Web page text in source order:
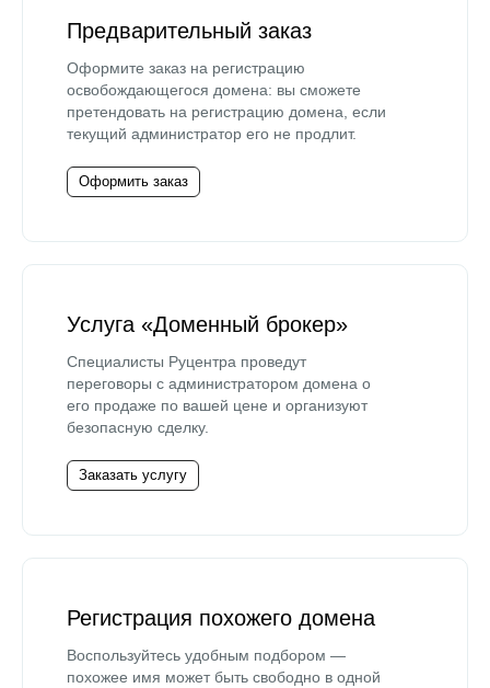
Предварительный заказ
Оформите заказ на регистрацию
освобождающегося домена: вы сможете
претендовать на регистрацию домена, если
текущий администратор его не продлит.
Оформить заказ
Услуга «Доменный брокер»
Специалисты Руцентра проведут
переговоры с администратором домена о
его продаже по вашей цене и организуют
безопасную сделку.
Заказать услугу
Регистрация похожего домена
Воспользуйтесь удобным подбором —
похожее имя может быть свободно в одной